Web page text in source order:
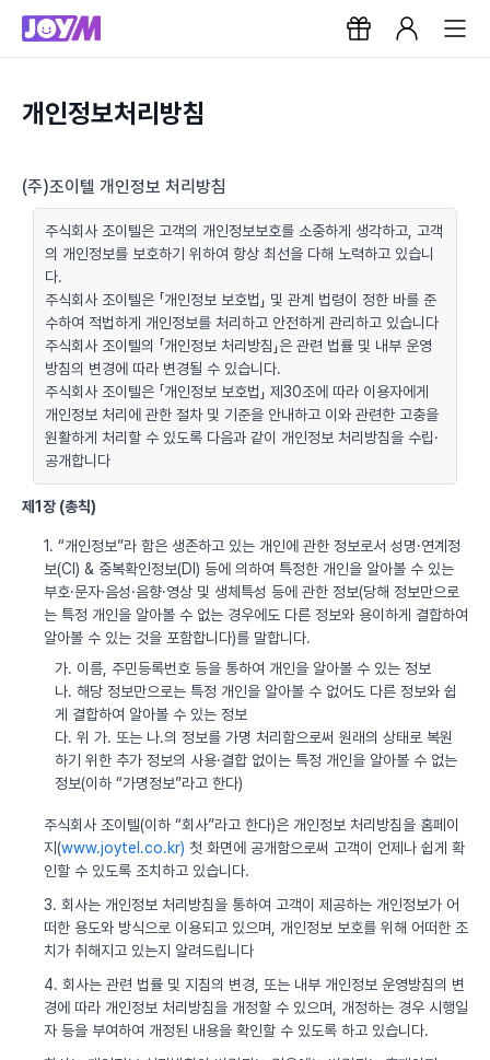
개인정보처리방침
(주)조이텔 개인정보 처리방침
주식회사 조이텔은 고객의 개인정보보호를 소중하게 생각하고, 고객
의 개인정보를 보호하기 위하여 항상 최선을 다해 노력하고 있습니
다.
주식회사 조이텔은 「개인정보 보호법」 및 관계 법령이 정한 바를 준
수하여 적법하게 개인정보를 처리하고 안전하게 관리하고 있습니다
주식회사 조이텔의 「개인정보 처리방침」은 관련 법률 및 내부 운영
방침의 변경에 따라 변경될 수 있습니다.
주식회사 조이텔은 「개인정보 보호법」 제30조에 따라 이용자에게
개인정보 처리에 관한 절차 및 기준을 안내하고 이와 관련한 고충을
원활하게 처리할 수 있도록 다음과 같이 개인정보 처리방침을 수립·
공개합니다
제1장 (총칙)
1. “개인정보”라 함은 생존하고 있는 개인에 관한 정보로서 성명·연계정
보(CI) & 중복확인정보(DI) 등에 의하여 특정한 개인을 알아볼 수 있는
부호·문자·음성·음향·영상 및 생체특성 등에 관한 정보(당해 정보만으로
는 특정 개인을 알아볼 수 없는 경우에도 다른 정보와 용이하게 결합하여
알아볼 수 있는 것을 포함합니다)를 말합니다.
가. 이름, 주민등록번호 등을 통하여 개인을 알아볼 수 있는 정보
나. 해당 정보만으로는 특정 개인을 알아볼 수 없어도 다른 정보와 쉽
게 결합하여 알아볼 수 있는 정보
다. 위 가. 또는 나.의 정보를 가명 처리함으로써 원래의 상태로 복원
하기 위한 추가 정보의 사용·결합 없이는 특정 개인을 알아볼 수 없는
정보(이하 “가명정보”라고 한다)
주식회사 조이텔(이하 “회사”라고 한다)은 개인정보 처리방침을 홈페이
지(www.joytel.co.kr) 첫 화면에 공개함으로써 고객이 언제나 쉽게 확
인할 수 있도록 조치하고 있습니다.
3. 회사는 개인정보 처리방침을 통하여 고객이 제공하는 개인정보가 어
떠한 용도와 방식으로 이용되고 있으며, 개인정보 보호를 위해 어떠한 조
치가 취해지고 있는지 알려드립니다
4. 회사는 관련 법률 및 지침의 변경, 또는 내부 개인정보 운영방침의 변
경에 따라 개인정보 처리방침을 개정할 수 있으며, 개정하는 경우 시행일
자 등을 부여하여 개정된 내용을 확인할 수 있도록 하고 있습니다.